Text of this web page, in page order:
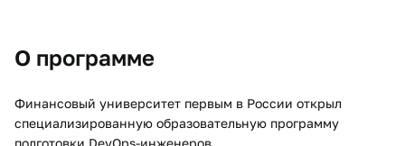
О программе
Финансовый университет первым в России открыл
специализированную образовательную программу
подготовки DevOps-инженеров.